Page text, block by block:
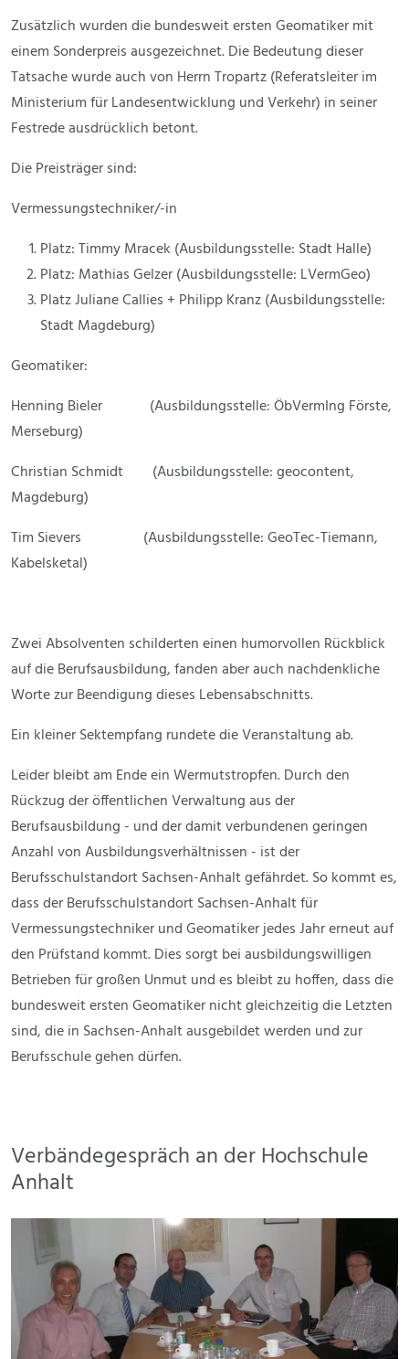
Zusätzlich wurden die bundesweit ersten Geomatiker mit
einem Sonderpreis ausgezeichnet. Die Bedeutung dieser
Tatsache wurde auch von Herrn Tropartz (Referatsleiter im
Ministerium für Landesentwicklung und Verkehr) in seiner
Festrede ausdrücklich betont.
Die Preisträger sind:
Vermessungstechniker/-in
Platz: Timmy Mracek (Ausbildungsstelle: Stadt Halle)
Platz: Mathias Gelzer (Ausbildungsstelle: LVermGeo)
Platz Juliane Callies + Philipp Kranz (Ausbildungsstelle:
Stadt Magdeburg)
Geomatiker:
Henning Bieler (Ausbildungsstelle: ÖbVermIng Förste,
Merseburg)
Christian Schmidt (Ausbildungsstelle: geocontent,
Magdeburg)
Tim Sievers (Ausbildungsstelle: GeoTec-Tiemann,
Kabelsketal)
Zwei Absolventen schilderten einen humorvollen Rückblick
auf die Berufsausbildung, fanden aber auch nachdenkliche
Worte zur Beendigung dieses Lebensabschnitts.
Ein kleiner Sektempfang rundete die Veranstaltung ab.
Leider bleibt am Ende ein Wermutstropfen. Durch den
Rückzug der öffentlichen Verwaltung aus der
Berufsausbildung - und der damit verbundenen geringen
Anzahl von Ausbildungsverhältnissen - ist der
Berufsschulstandort Sachsen-Anhalt gefährdet. So kommt es,
dass der Berufsschulstandort Sachsen-Anhalt für
Vermessungstechniker und Geomatiker jedes Jahr erneut auf
den Prüfstand kommt. Dies sorgt bei ausbildungswilligen
Betrieben für großen Unmut und es bleibt zu hoffen, dass die
bundesweit ersten Geomatiker nicht gleichzeitig die Letzten
sind, die in Sachsen-Anhalt ausgebildet werden und zur
Berufsschule gehen dürfen.
Verbändegespräch an der Hochschule
Anhalt